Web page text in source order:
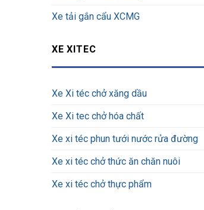
Xe tải gắn cẩu XCMG
XE XITEC
Xe Xi téc chở xăng dầu
Xe Xi tec chở hóa chất
Xe xi téc phun tưới nước rửa đường
Xe xi téc chở thức ăn chăn nuôi
Xe xi téc chở thực phẩm